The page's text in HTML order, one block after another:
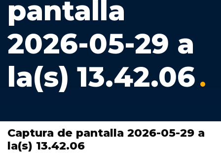
pantalla
2026-05-29 a
la(s) 13.42.06
Captura de pantalla 2026-05-29 a
la(s) 13.42.06